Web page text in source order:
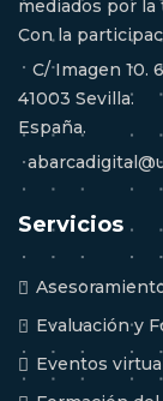
mediados por la
Con la
C/ Imagen 10.
41003 Sevilla.
España.
Servicios
Evaluación y
Eventos